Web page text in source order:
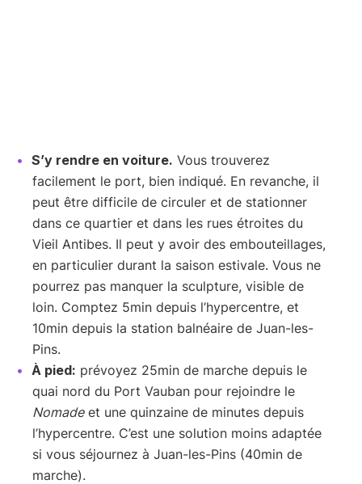
S’y rendre en voiture. Vous trouverez
facilement le port, bien indiqué. En revanche, il
peut être difficile de circuler et de stationner
dans ce quartier et dans les rues étroites du
Vieil Antibes. Il peut y avoir des embouteillages,
en particulier durant la saison estivale. Vous ne
pourrez pas manquer la sculpture, visible de
loin. Comptez 5min depuis l’hypercentre, et
10min depuis la station balnéaire de Juan-les-
Pins.
À pied: prévoyez 25min de marche depuis le
quai nord du Port Vauban pour rejoindre le
Nomadeet une quinzaine de minutes depuis
l’hypercentre. C’est une solution moins adaptée
si vous séjournez à Juan-les-Pins (40min de
marche).